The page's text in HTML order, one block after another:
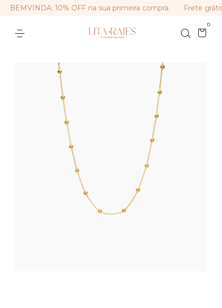
BEMVINDA: 10% OFF na sua primeira compra. Frete grátis
0